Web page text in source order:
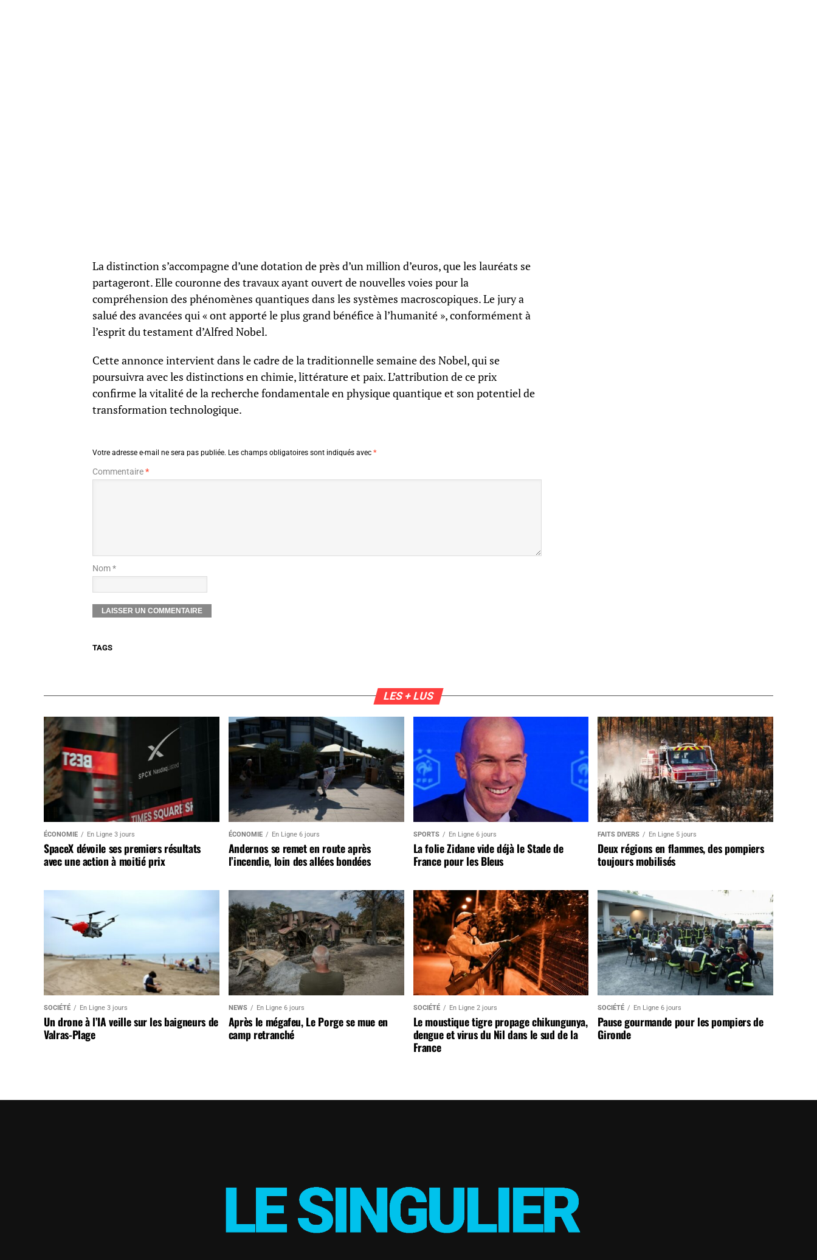
La distinction s’accompagne d’une dotation de près d’un million d’euros, que les lauréats se
partageront. Elle couronne des travaux ayant ouvert de nouvelles voies pour la
compréhension des phénomènes quantiques dans les systèmes macroscopiques. Le jury a
salué des avancées qui « ont apporté le plus grand bénéfice à l’humanité », conformément à
l’esprit du testament d’Alfred Nobel.
Cette annonce intervient dans le cadre de la traditionnelle semaine des Nobel, qui se
poursuivra avec les distinctions en chimie, littérature et paix. L’attribution de ce prix
confirme la vitalité de la recherche fondamentale en physique quantique et son potentiel de
transformation technologique.
Votre adresse e-mail ne sera pas publiée. Les champs obligatoires sont indiqués avec *
Commentaire*
Nom *
TAGS
LES + LUS
ÉCONOMIE En Ligne 3 jours
SpaceX dévoile ses premiers résultats
avec une action à moitié prix
ÉCONOMIE En Ligne 6 jours
Andernos se remet en route après
l’incendie, loin des allées bondées
SPORTS En Ligne 6 jours
La folie Zidane vide déjà le Stade de
France pour les Bleus
FAITS DIVERS En Ligne 5 jours
Deux régions en flammes, des pompiers
toujours mobilisés
SOCIÉTÉ En Ligne 3 jours
Un drone à l’IA veille sur les baigneurs de
Valras-Plage
NEWS En Ligne 6 jours
Après le mégafeu, Le Porge se mue en
camp retranché
SOCIÉTÉ En Ligne 2 jours
Le moustique tigre propage chikungunya,
dengue et virus du Nil dans le sud de la
France
SOCIÉTÉ En Ligne 6 jours
Pause gourmande pour les pompiers de
Gironde